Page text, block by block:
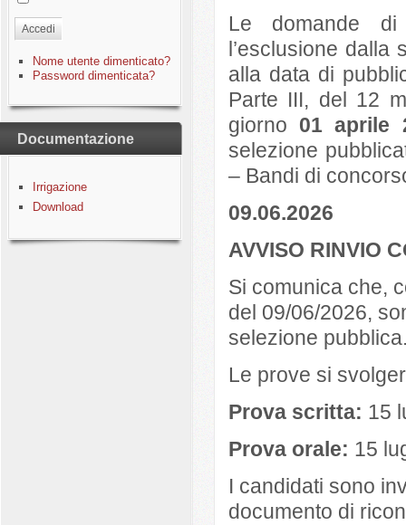
Accedi
Nome utente dimenticato?
Password dimenticata?
Documentazione
Irrigazione
Download
Le domande di
l’esclusione
alla data di
Parte III, del 12
giorno 01 aprile
selezione
– Bandi di
09.06.2026
AVVISO RINVIO
Si comunica che,
del 09/06/2026,
selezione
Le prove si
Prova scritta: 15
Prova orale: 15
I candidati sono
documento di